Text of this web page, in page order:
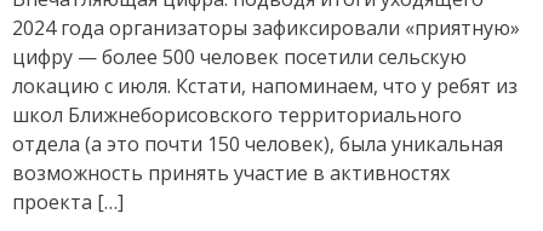
2024 года организаторы зафиксировали «приятную»
цифру — более 500 человек посетили сельскую
локацию с июля. Кстати, напоминаем, что у ребят из
школ Ближнеборисовского территориального
отдела (а это почти 150 человек), была уникальная
возможность принять участие в активностях
проекта […]